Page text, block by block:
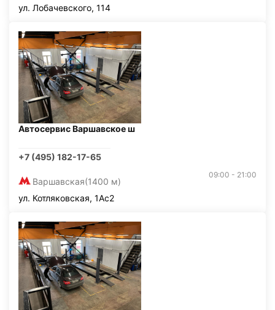
ул. Лобачевского, 114
Автосервис Варшавское ш
+7 (495) 182-17-65
Варшавская(1400 м)
09:00 - 21:00
ул. Котляковская, 1Ас2